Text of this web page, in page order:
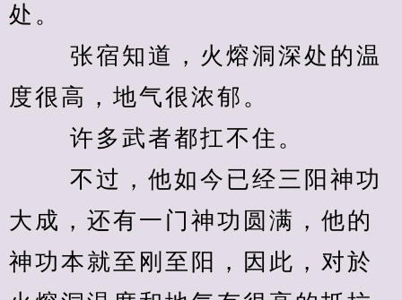
处。
张宿知道，火熔洞深处的温
度很高，地气很浓郁。
许多武者都扛不住。
不过，他如今已经三阳神功
大成，还有一门神功圆满，他的
神功本就至刚至阳，因此，对於